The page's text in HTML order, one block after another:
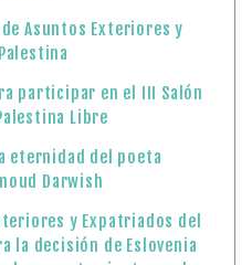
Asuntos Exteriores y
participar en el III Salón
Libre
eternidad del poeta
Darwish
y Expatriados del
la decisión de Eslovenia